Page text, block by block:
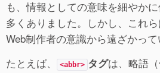
も、情報としての意味を細やか
多くありました。しかし、これ
Web制作者の意識から遠ざかって
たとえば、
<abbr> タグは、略語